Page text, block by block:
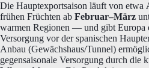
Die Hauptexportsaison läuft von etwa
frühen Früchten ab Februar–März
warmen Regionen — und gibt Europa
Versorgung vor der spanischen
Anbau (Gewächshaus/Tunnel)
gegensaisonale Versorgung durch die